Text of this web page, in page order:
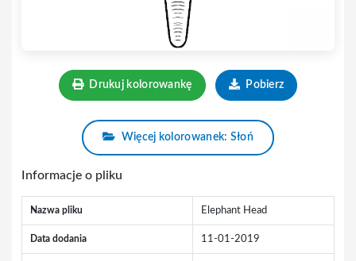
Drukuj kolorowankę Pobierz
Więcej kolorowanek: Słoń
Informacje o pliku
Nazwa pliku Elephant Head
Data dodania 11-01-2019